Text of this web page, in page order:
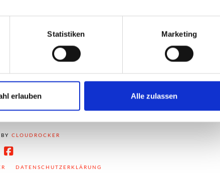
Statistiken Marketing
erlauben Alle zulassen
CLOUDROCKER
DATENSCHUTZERKLÄRUNG